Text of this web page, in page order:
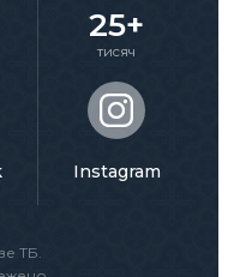
ТБ.
25+
тисяч
Instagram